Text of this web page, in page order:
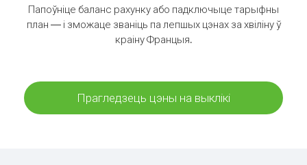
Папоўніце баланс рахунку або падключыце тарыфны
план — і зможаце званіць па лепшых цэнах за хвіліну ў
краіну Францыя.
Прагледзець цэны на выклікі